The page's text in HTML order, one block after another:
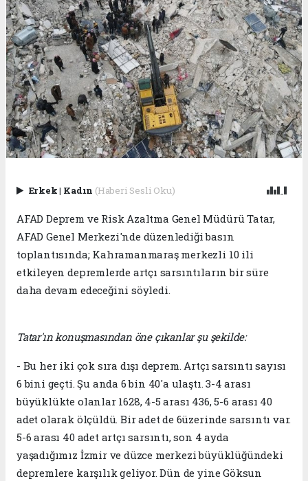
Erkek| Kadın (Haberi Sesli Oku)
AFAD Deprem ve Risk Azaltma Genel Müdürü Tatar,
AFAD Genel Merkezi'nde düzenlediği basın
toplantısında; Kahramanmaraş merkezli 10 ili
etkileyen depremlerde artçı sarsıntıların bir süre
daha devam edeceğini söyledi.
Tatar'ın konuşmasından öne çıkanlar şu şekilde:
- Bu her iki çok sıra dışı deprem. Artçı sarsıntı sayısı
6 bini geçti. Şu anda 6 bin 40'a ulaştı. 3-4 arası
büyüklükte olanlar 1628, 4-5 arası 436, 5-6 arası 40
adet olarak ölçüldü. Bir adet de 6üzerinde sarsıntı var.
5-6 arası 40 adet artçı sarsıntı, son 4 ayda
yaşadığımız İzmir ve düzce merkezi büyüklüğündeki
depremlere karşılık geliyor. Dün de yine Göksun